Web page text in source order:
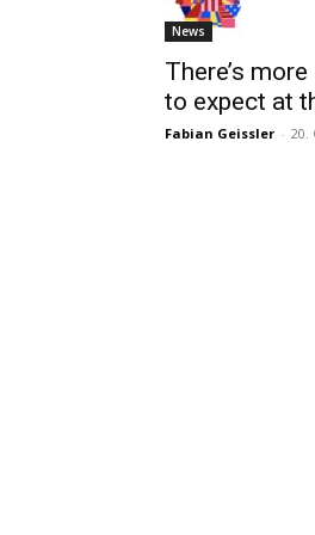
News
There’s
to expect at
Fabian Geissler - 20.